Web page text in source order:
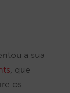
a sua
, que
os